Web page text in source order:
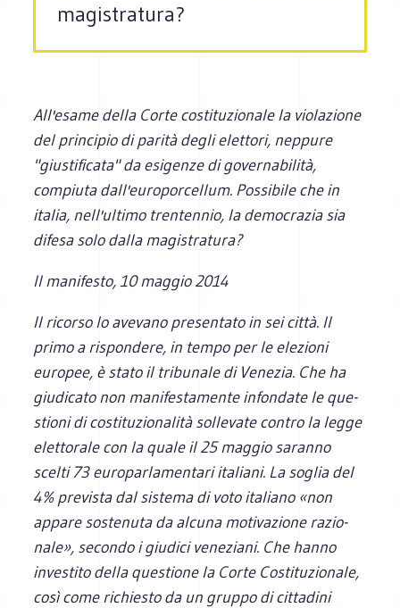
magistratura?
All'esame della Corte costituzionale la vio­la­zione
del prin­ci­pio di parità degli elet­tori, neppure
"giu­sti­fi­cata" da esi­genze di gover­na­bi­lità,
compiuta dall'europorcellum. Possibile che in
italia, nell'ultimo trentennio, la democrazia sia
difesa solo dalla magistratura?
Il manifesto, 10 maggio 2014
Il ricorso lo ave­vano pre­sen­tato in sei città. Il
primo a rispon­dere, in tempo per le ele­zioni
euro­pee, è stato il tri­bu­nale di Vene­zia. Che ha
giu­di­cato non mani­fe­sta­mente infon­date le que­
stioni di costi­tu­zio­na­lità sol­le­vate con­tro la legge
elet­to­rale con la quale il 25 mag­gio saranno
scelti 73 euro­par­la­men­tari ita­liani. La soglia del
4% pre­vi­sta dal sistema di voto ita­liano «non
appare soste­nuta da alcuna moti­va­zione razio­
nale», secondo i giu­dici vene­ziani. Che hanno
inve­stito della que­stione la Corte Costi­tu­zio­nale,
così come richie­sto da un gruppo di cit­ta­dini